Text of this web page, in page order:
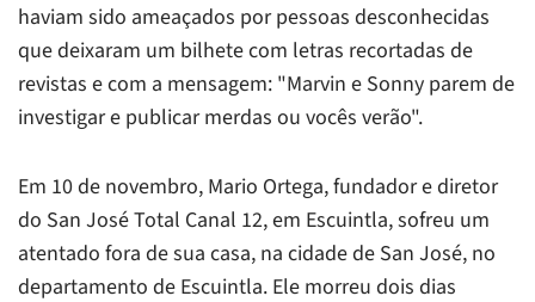
haviam sido ameaçados por pessoas desconhecidas
que deixaram um bilhete com letras recortadas de
revistas e com a mensagem: "Marvin e Sonny parem de
investigar e publicar merdas ou vocês verão".
Em 10 de novembro, Mario Ortega, fundador e diretor
do San José Total Canal 12, em Escuintla, sofreu um
atentado fora de sua casa, na cidade de San José, no
departamento de Escuintla. Ele morreu dois dias